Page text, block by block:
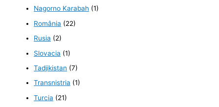
Nagorno Karabah (1)
România (22)
Rusia (2)
Slovacia (1)
Tadjikistan (7)
Transnistria (1)
Turcia (21)